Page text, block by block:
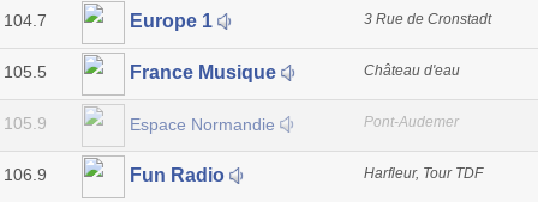
104.7 Europe 1 3 Rue de Cronstadt
105.5 France Musique Château d'eau
105.9 Espace Normandie Pont-Audemer
106.9 Fun Radio Harfleur, Tour TDF